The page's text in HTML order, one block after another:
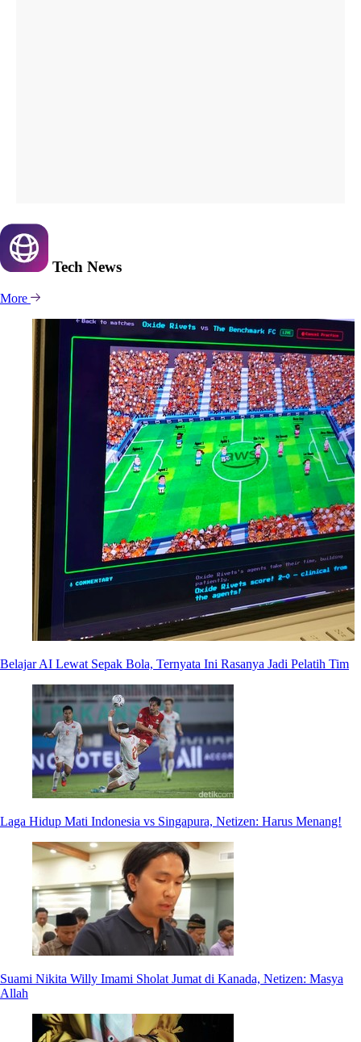
Tech News
More
Belajar AI Lewat Sepak Bola, Ternyata Ini Rasanya Jadi Pelatih Tim
Laga Hidup Mati Indonesia vs Singapura, Netizen: Harus Menang!
Suami Nikita Willy Imami Sholat Jumat di Kanada, Netizen: Masya
Allah